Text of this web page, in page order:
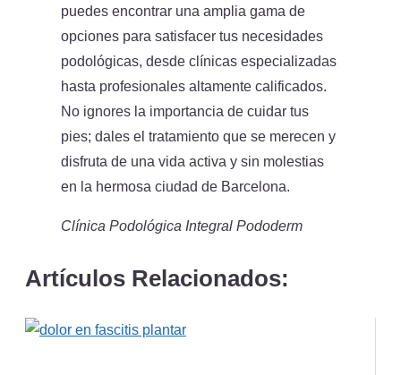
puedes encontrar una amplia gama de
opciones para satisfacer tus necesidades
podológicas, desde clínicas especializadas
hasta profesionales altamente calificados.
No ignores la importancia de cuidar tus
pies; dales el tratamiento que se merecen y
disfruta de una vida activa y sin molestias
en la hermosa ciudad de Barcelona.
Clínica Podológica Integral Pododerm
Artículos Relacionados: